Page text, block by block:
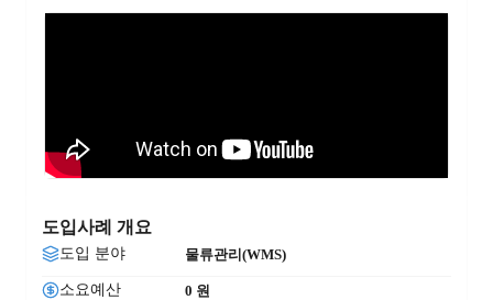
도입사례 개요
도입 분야 물류관리(WMS)
소요예산 0 원